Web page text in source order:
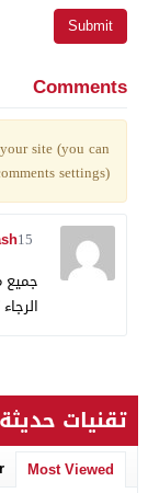
Comments
site (you can
settings)
15 سنة ago
جميع
تقنيات حديثة
Most Viewed